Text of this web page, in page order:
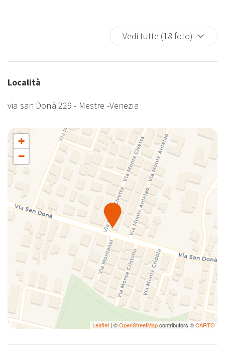
Vedi tutte (18 foto)
Località
via san Donà 229 - Mestre -Venezia
+
−
Leaflet | ©OpenStreetMapcontributors ©CARTO